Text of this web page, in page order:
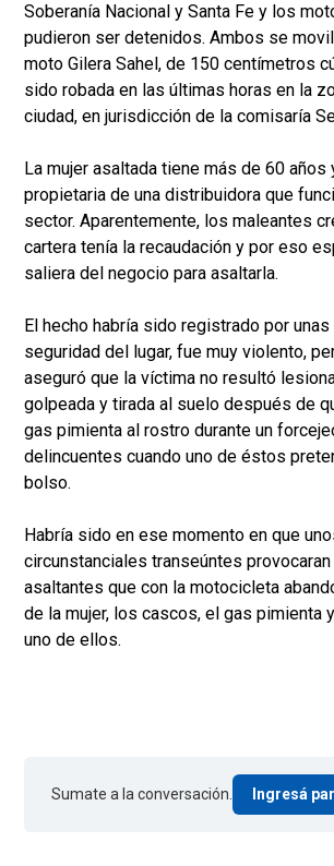
Soberanía Nacional y Santa Fe y los
pudieron ser detenidos. Ambos se
moto Gilera Sahel, de 150 centímetros
sido robada en las últimas horas en la
ciudad, en jurisdicción de la comisaría
La mujer asaltada tiene más de 60 años
propietaria de una distribuidora que
sector. Aparentemente, los maleantes
cartera tenía la recaudación y por eso
saliera del negocio para asaltarla.
El hecho habría sido registrado por
seguridad del lugar, fue muy violento,
aseguró que la víctima no resultó
golpeada y tirada al suelo después de
gas pimienta al rostro durante un
delincuentes cuando uno de éstos
bolso.
Habría sido en ese momento en que
circunstanciales transeúntes
asaltantes que con la motocicleta
de la mujer, los cascos, el gas pimienta
uno de ellos.
Sumate a la conversación. Ingresá